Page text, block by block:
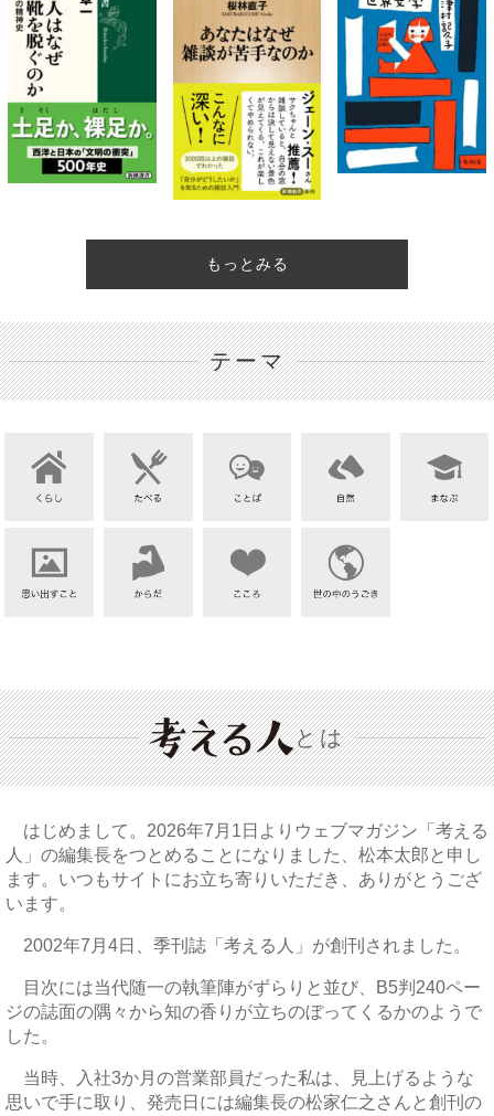
もっとみる
テーマ
とは
はじめまして。2026年7月1日よりウェブマガジン「考える
人」の編集長をつとめることになりました、松本太郎と申し
ます。いつもサイトにお立ち寄りいただき、ありがとうござ
います。
2002年7月4日、季刊誌「考える人」が創刊されました。
目次には当代随一の執筆陣がずらりと並び、B5判240ペー
ジの誌面の隅々から知の香りが立ちのぼってくるかのようで
した。
当時、入社3か月の営業部員だった私は、見上げるような
思いで手に取り、発売日には編集長の松家仁之さんと創刊の